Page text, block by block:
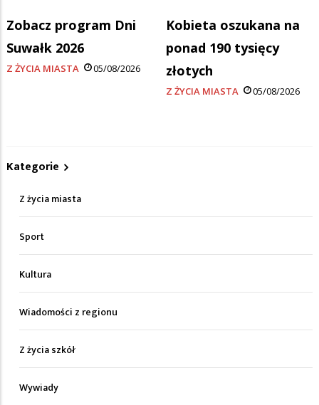
Zobacz program Dni
Suwałk 2026
Z ŻYCIA MIASTA 05/08/2026
Kobieta oszukana na
ponad 190 tysięcy
złotych
Z ŻYCIA MIASTA 05/08/2026
Kategorie
Z życia miasta
Sport
Kultura
Wiadomości z regionu
Z życia szkół
Wywiady